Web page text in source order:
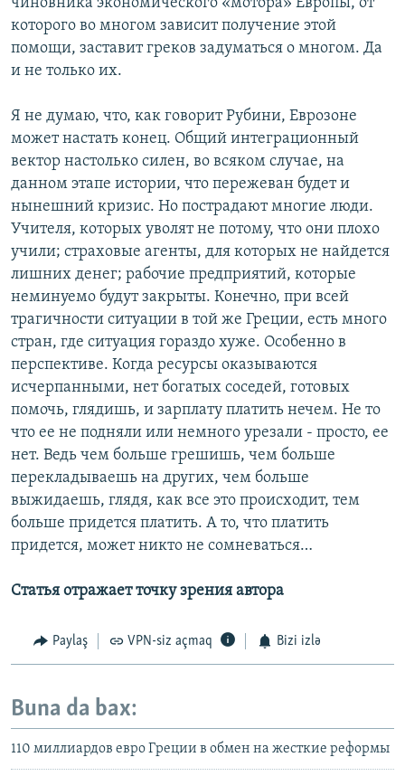
чиновника экономического «мотора» Европы, от
которого во многом зависит получение этой
помощи, заставит греков задуматься о многом. Да
и не только их.
Я не думаю, что, как говорит Рубини, Еврозоне
может настать конец. Общий интеграционный
вектор настолько силен, во всяком случае, на
данном этапе истории, что пережеван будет и
нынешний кризис. Но пострадают многие люди.
Учителя, которых уволят не потому, что они плохо
учили; страховые агенты, для которых не найдется
лишних денег; рабочие предприятий, которые
неминуемо будут закрыты. Конечно, при всей
трагичности ситуации в той же Греции, есть много
стран, где ситуация гораздо хуже. Особенно в
перспективе. Когда ресурсы оказываются
исчерпанными, нет богатых соседей, готовых
помочь, глядишь, и зарплату платить нечем. Не то
что ее не подняли или немного урезали - просто, ее
нет. Ведь чем больше грешишь, чем больше
перекладываешь на других, чем больше
выжидаешь, глядя, как все это происходит, тем
больше придется платить. А то, что платить
придется, может никто не сомневаться…
Статья отражает точку зрения автора
Paylaş VPN-siz açmaq Bizi izlə
Buna da bax:
110 миллиардов евро Греции в обмен на жесткие реформы